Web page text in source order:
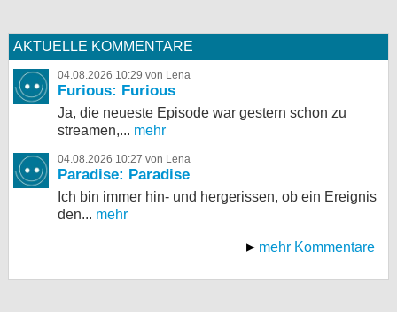
AKTUELLE KOMMENTARE
04.08.2026 10:29 von Lena
Furious: Furious
Ja, die neueste Episode war gestern schon zu
streamen,... mehr
04.08.2026 10:27 von Lena
Paradise: Paradise
Ich bin immer hin- und hergerissen, ob ein Ereignis
den... mehr
mehr Kommentare